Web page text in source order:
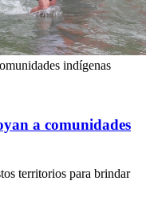
indígenas
a comunidades
territorios para brindar